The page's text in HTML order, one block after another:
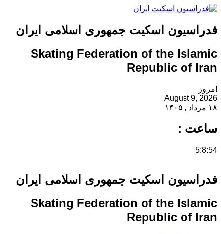
فدراسیون اسکیت جمهوری اسلامی ایران
Skating Federation of the Islamic
Republic of Iran
امروز
August 9, 2026
۱۸ مرداد , ۱۴۰۵
ساعت :
5:8:55
فدراسیون اسکیت جمهوری اسلامی ایران
Skating Federation of the Islamic
Republic of Iran